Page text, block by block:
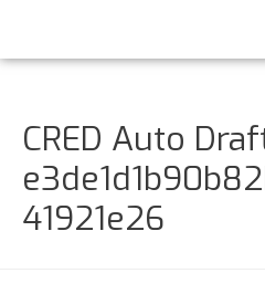
CRED Auto
41921e26